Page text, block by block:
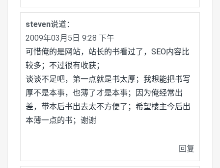
steven说道：
2009年03月5日 9:28 下午
可惜俺的是网站，站长的书看过了，SEO内容比
较多；不过很有收获；
谈谈不足吧，第一点就是书太厚；我想能把书写
厚不是本事，也薄了才是本事；因为俺经常出
差，带本后书出去太不方便了；希望楼主今后出
本薄一点的书；谢谢
回复